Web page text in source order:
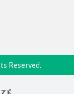
Reserved.